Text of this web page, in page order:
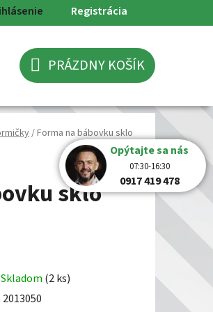
Registrácia
NÁKUPNÝ
KOŠÍK
PRÁZDNY KOŠÍK
/Forma na bábovku sklo
sklo
Skladom (2 ks)
2013050
Opýtajte sa nás
07:30-16:30
0917 419 478